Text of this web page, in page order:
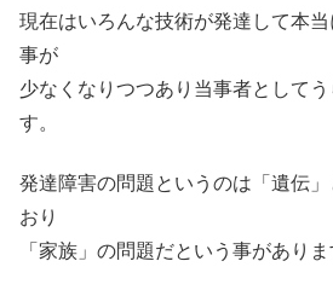
現在はいろんな技術が発達して本
事が
少なくなりつつあり当事者として
す。
発達障害の問題というのは「遺伝
おり
「家族」の問題だという事がありま